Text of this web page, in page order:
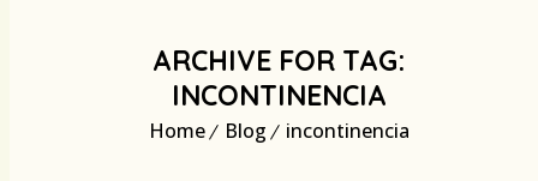
ARCHIVE FOR TAG:
INCONTINENCIA
Home Blog incontinencia